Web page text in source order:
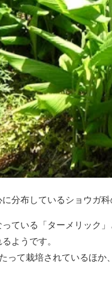
分布しているショウガ科
ている「ターメリック
ようです。
って栽培されているほ